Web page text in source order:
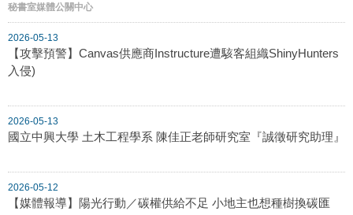
秘書室媒體公關中心
2026-05-13
【攻擊預警】Canvas供應商Instructure遭駭客組織ShinyHunters
入侵)
2026-05-13
國立中興大學 土木工程學系 陳佳正老師研究室『誠徵研究助理』
2026-05-12
【媒體報導】陽光行動／碳權供給不足 小地主也想種樹換碳匯